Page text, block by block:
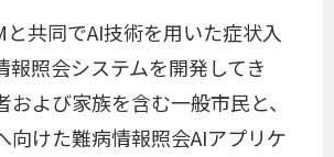
と共同でAI技術を用いた症状入
報照会システムを開発してき
および家族を含む一般市民と、
向けた難病情報照会AIアプリケ